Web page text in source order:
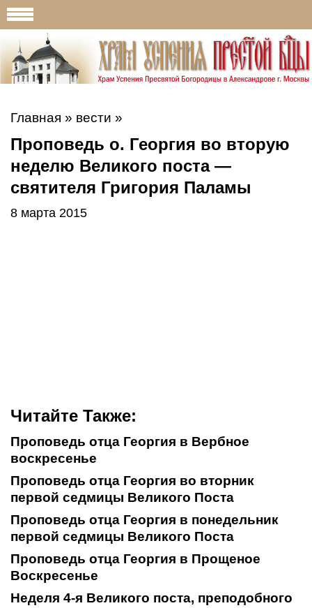
Главная » вести »
Проповедь о. Георгия во вторую
неделю Великого поста —
святителя Григория Паламы
8 марта 2015
Читайте Также:
Проповедь отца Георгия в Вербное
воскресенье
Проповедь отца Георгия во вторник
первой седмицы Великого Поста
Проповедь отца Георгия в понедельник
первой седмицы Великого Поста
Проповедь отца Георгия в Прощеное
Воскресенье
Неделя 4-я Великого поста, преподобного